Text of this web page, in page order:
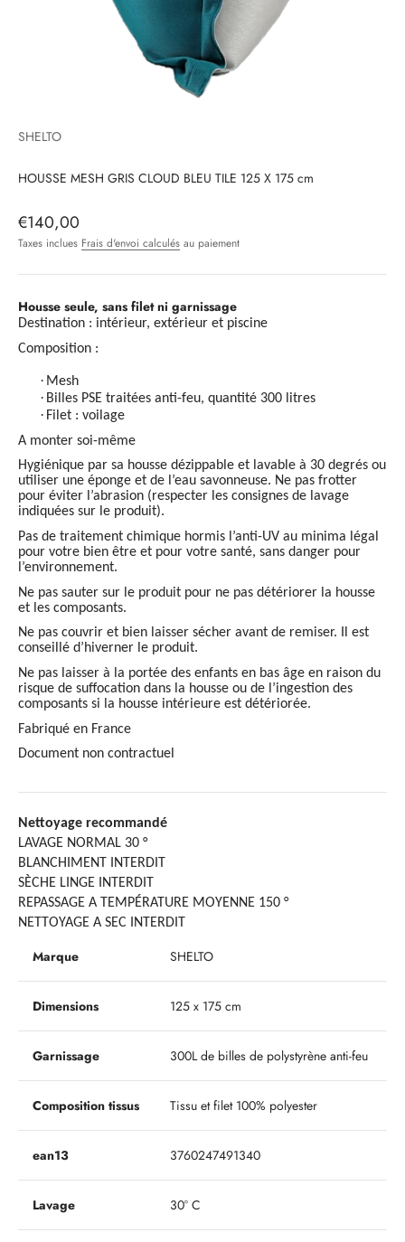
SHELTO
HOUSSE MESH GRIS CLOUD BLEU TILE 125 X 175 cm
Prix de vente
€140,00
Taxes inclues Frais d'envoi calculés au paiement
Housse seule, sans filet ni garnissage
Destination : intérieur, extérieur et piscine
Composition :
· Mesh
· Billes PSE traitées anti-feu, quantité 300 litres
· Filet : voilage
A monter soi-même
Hygiénique par sa housse dézippable et lavable à 30 degrés ou
utiliser une éponge et de l’eau savonneuse. Ne pas frotter
pour éviter l’abrasion (respecter les consignes de lavage
indiquées sur le produit).
Pas de traitement chimique hormis l’anti-UV au minima légal
pour votre bien être et pour votre santé, sans danger pour
l’environnement.
Ne pas sauter sur le produit pour ne pas détériorer la housse
et les composants.
Ne pas couvrir et bien laisser sécher avant de remiser. Il est
conseillé d’hiverner le produit.
Ne pas laisser à la portée des enfants en bas âge en raison du
risque de suffocation dans la housse ou de l’ingestion des
composants si la housse intérieure est détériorée.
Fabriqué en France
Document non contractuel
Nettoyage recommandé
LAVAGE NORMAL 30 °
BLANCHIMENT INTERDIT
SÈCHE LINGE INTERDIT
REPASSAGE A TEMPÉRATURE MOYENNE 150 °
NETTOYAGE A SEC INTERDIT
Marque SHELTO
Dimensions 125 x 175 cm
Garnissage 300L de billes de polystyrène anti-feu
Composition tissus Tissu et filet 100% polyester
ean13 3760247491340
Lavage 30° C